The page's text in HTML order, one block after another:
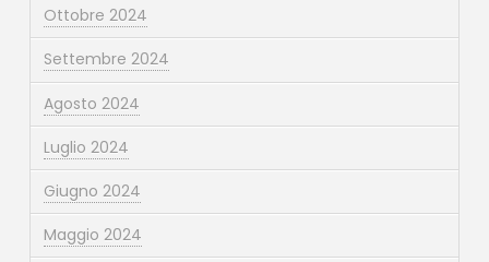
Ottobre 2024
Settembre 2024
Agosto 2024
Luglio 2024
Giugno 2024
Maggio 2024